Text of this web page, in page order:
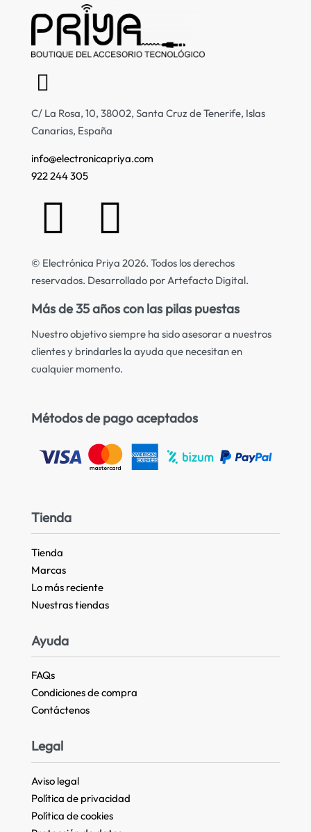
C/ La Rosa, 10, 38002, Santa Cruz de Tenerife, Islas
Canarias, España
info@electronicapriya.com
922 244 305
© Electrónica Priya 2026. Todos los derechos
reservados. Desarrollado por Artefacto Digital.
Más de 35 años con las pilas puestas
Nuestro objetivo siempre ha sido asesorar a nuestros
clientes y brindarles la ayuda que necesitan en
cualquier momento.
Métodos de pago aceptados
Tienda
Tienda
Marcas
Lo más reciente​
Nuestras tiendas​
Ayuda
FAQs
Condiciones de compra
Contáctenos
Legal
Aviso legal
Política de privacidad
Política de cookies